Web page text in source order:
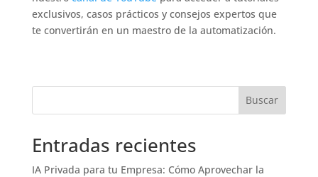
exclusivos, casos prácticos y consejos expertos que
te convertirán en un maestro de la automatización.
Buscar
Entradas recientes
IA Privada para tu Empresa: Cómo Aprovechar la